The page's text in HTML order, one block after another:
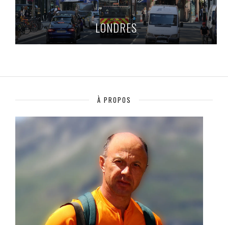
LONDRES
À PROPOS